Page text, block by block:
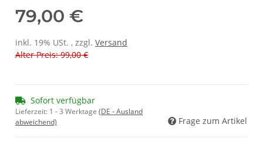
79,00 €
inkl. 19% USt. , zzgl. Versand
Alter Preis: 99,00 €
Sofort verfügbar
Lieferzeit: 1 - 3 Werktage (DE - Ausland
abweichend)
Frage zum Artikel